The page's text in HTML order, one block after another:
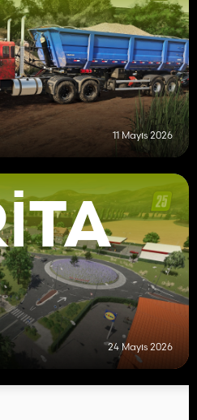
11 Mayıs 2026
24 Mayıs 2026